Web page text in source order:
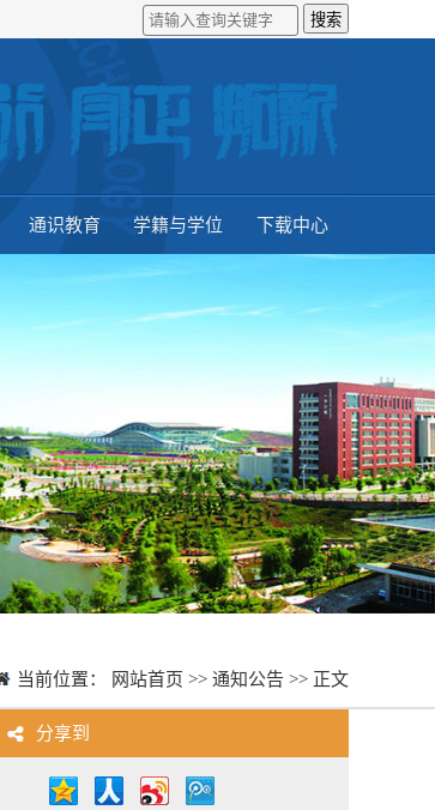
通识教育 学籍与学位 下载中心
当前位置： 网站首页 >> 通知公告 >> 正文
分享到